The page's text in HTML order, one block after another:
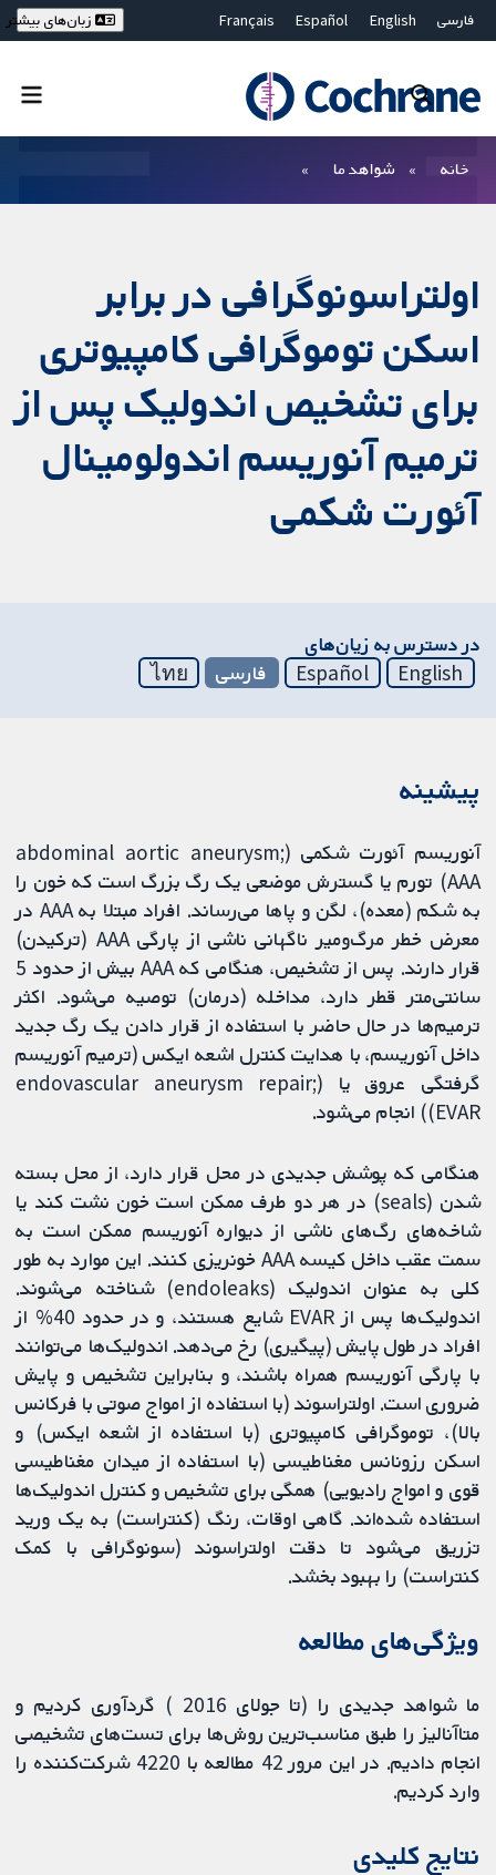
فارسی English
Español
Français
Bahasa Malaysia
ไทย
繁體中文
زبان‌های بیشتر
خانه شواهد ما
اولتراسونوگرافی در برابر
اسکن توموگرافی کامپیوتری
برای تشخیص اندولیک پس از
ترمیم آنوریسم اندولومینال
آئورت شکمی
در دسترس به زیان‌های
English
Español فارسی ไทย
پیشینه
آنوریسم آئورت شکمی (abdominal aortic aneurysm;
AAA) تورم یا گسترش موضعی یک رگ بزرگ است که خون را
به شکم (معده)، لگن و پاها می‌رساند. افراد مبتلا به AAA در
معرض خطر مرگ‌ومیر ناگهانی ناشی از پارگی AAA (ترکیدن)
قرار دارند. پس از تشخیص، هنگامی که AAA بیش از حدود 5
سانتی‌متر قطر دارد، مداخله (درمان) توصیه می‌شود. اکثر
ترمیم‌ها در حال حاضر با استفاده از قرار دادن یک رگ جدید
داخل آنوریسم، با هدایت کنترل اشعه ایکس (ترمیم آنوریسم
گرفتگی عروق یا (endovascular aneurysm repair;
EVAR)) انجام می‌شود.
هنگامی که پوشش جدیدی در محل قرار دارد، از محل بسته
شدن (seals) در هر دو طرف ممکن است خون نشت کند یا
شاخه‌های رگ‌های ناشی از دیواره آنوریسم ممکن است به
سمت عقب داخل کیسه AAA خونریزی کنند. این موارد به طور
کلی به عنوان اندولیک‌ (endoleaks) شناخته می‌شوند.
اندولیک‌ها پس از EVAR شایع هستند، و در حدود 40% از
افراد در طول پایش (پیگیری) رخ می‌دهد. اندولیک‌ها می‌توانند
با پارگی آنوریسم همراه باشند، و بنابراین تشخیص و پایش
ضروری است. اولتراسوند (با استفاده از امواج صوتی با فرکانس
بالا)، توموگرافی کامپیوتری (با استفاده از اشعه ایکس) و
اسکن رزونانس مغناطیسی (با استفاده از میدان مغناطیسی
قوی و امواج رادیویی) همگی برای تشخیص و کنترل اندولیک‌ها
استفاده شده‌اند. گاهی اوقات، رنگ (کنتراست) به یک ورید
تزریق می‌شود تا دقت اولتراسوند (سونوگرافی با کمک
کنتراست) را بهبود بخشد.
ویژگی‌های مطالعه
ما شواهد جدیدی را (تا جولای 2016 ) گردآوری کردیم و
متاآنالیز را طبق مناسب‌ترین روش‌ها برای تست‌های تشخیصی
انجام دادیم. در این مرور 42 مطالعه با 4220 شرکت‌کننده را
وارد کردیم.
نتایج کلیدی